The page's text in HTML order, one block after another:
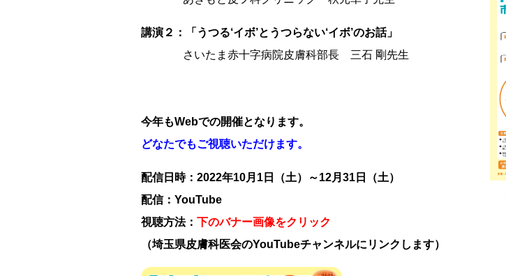
講演２：「うつる‘イボ’とうつらない‘イボ’のお話」
さいたま赤十字病院皮膚科部長 三石 剛先生
今年もWebでの開催となります。
どなたでもご視聴いただけます。
配信日時： 2022年10月1日（土）～12月31日（土）
配信： YouTube
視聴方法： 下のバナー画像をクリック
（埼玉県皮膚科医会のYouTubeチャンネルにリンクします）